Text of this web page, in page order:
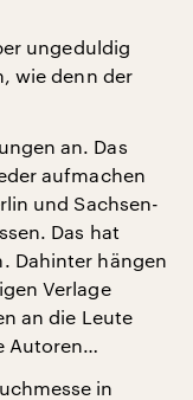
ungeduldig
wie denn der
an. Das
aufmachen
und Sachsen-
Das hat
Dahinter hängen
Verlage
an die Leute
Autoren…
in